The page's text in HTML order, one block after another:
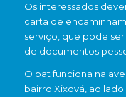
Os interessados
carta de
serviço, que pode
de documentos
O pat funciona na
bairro Xixová, ao